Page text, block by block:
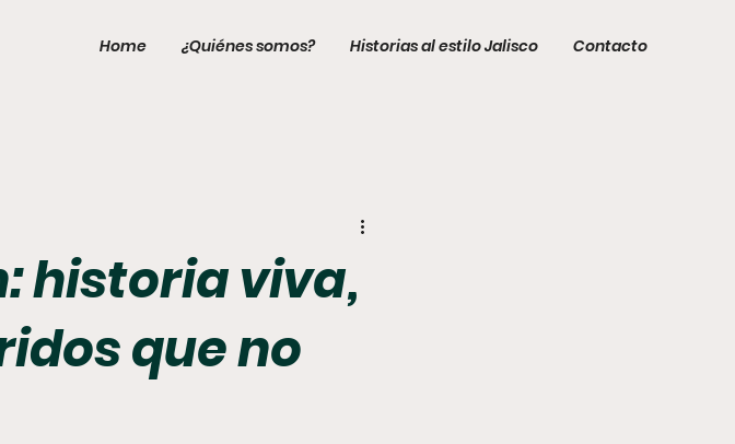
Home ¿Quiénes somos? Historias al estilo Jalisco Contacto
historia viva,
que no